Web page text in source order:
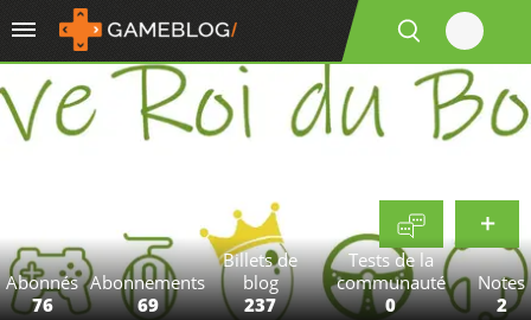
Abonnés
76
Abonnements
69
Billets de
blog
237
Tests de la
communauté
0
Notes
2